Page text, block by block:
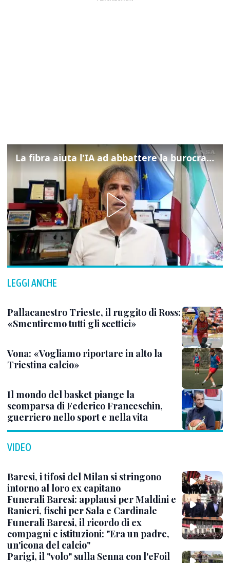
La fibra aiuta l'IA ad abbattere la burocrazia, progetto pilota in Veneto
LEGGI ANCHE
Pallacanestro Trieste, il ruggito di Ross:
«Smentiremo tutti gli scettici»
Vona: «Vogliamo riportare in alto la
Triestina calcio»
Il mondo del basket piange la
scomparsa di Federico Franceschin,
guerriero nello sport e nella vita
VIDEO
Baresi, i tifosi del Milan si stringono
intorno al loro ex capitano
Funerali Baresi: applausi per Maldini e
Ranieri, fischi per Sala e Cardinale
Funerali Baresi, il ricordo di ex
compagni e istituzioni: "Era un padre,
un'icona del calcio"
Parigi, il "volo" sulla Senna con l'eFoil